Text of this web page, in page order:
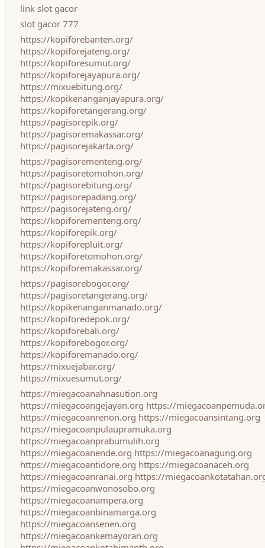
link slot gacor
slot gacor 777
https://kopiforebanten.org/
https://kopiforejateng.org/
https://kopiforesumut.org/
https://kopiforejayapura.org/
https://mixuebitung.org/
https://kopikenanganjayapura.org/
https://kopiforetangerang.org/
https://pagisorepik.org/
https://pagisoremakassar.org/
https://pagisorejakarta.org/
https://pagisorementeng.org/
https://pagisoretomohon.org/
https://pagisorebitung.org/
https://pagisorepadang.org/
https://pagisorejateng.org/
https://kopiforementeng.org/
https://kopiforepik.org/
https://kopiforepluit.org/
https://kopiforetomohon.org/
https://kopiforemakassar.org/
https://pagisorebogor.org/
https://pagisoretangerang.org/
https://kopikenanganmanado.org/
https://kopiforedepok.org/
https://kopiforebali.org/
https://kopiforebogor.org/
https://kopiforemanado.org/
https://mixuejabar.org/
https://mixuesumut.org/
https://miegacoanahnasution.org
https://miegacoangejayan.org https://
https://miegacoanrenon.org https://miegacoansintang.org
https://miegacoanpulaupramuka.org
https://miegacoanprabumulih.org
https://miegacoanende.org https://miegacoanagung.org
https://miegacoantidore.org https://miegacoanaceh.org
https://miegacoanranai.org https://
https://miegacoanwonosobo.org
https://miegacoanampera.org
https://miegacoanbinamarga.org
https://miegacoansenen.org
https://miegacoankemayoran.org